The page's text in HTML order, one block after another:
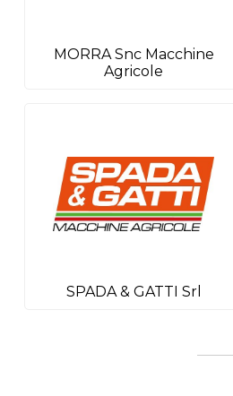
MORRA Snc Macchine
Agricole
SPADA & GATTI Srl